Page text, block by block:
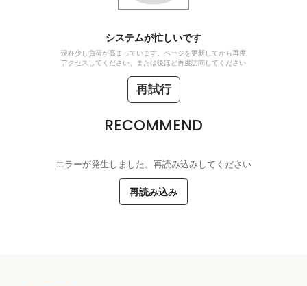
システムが忙しいです
現在少し負荷が高まっています。ページを更新してから再度
アクセスしてください、または後ほど再度訪問してください
再試行
RECOMMEND
エラーが発生しました。再読み込みしてください
再読み込み